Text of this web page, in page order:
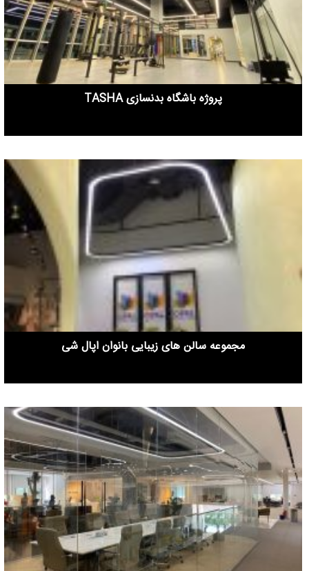
پروژه باشگاه بدنسازی TASHA
مجموعه سالن های زیبایی بانوان اپال شی